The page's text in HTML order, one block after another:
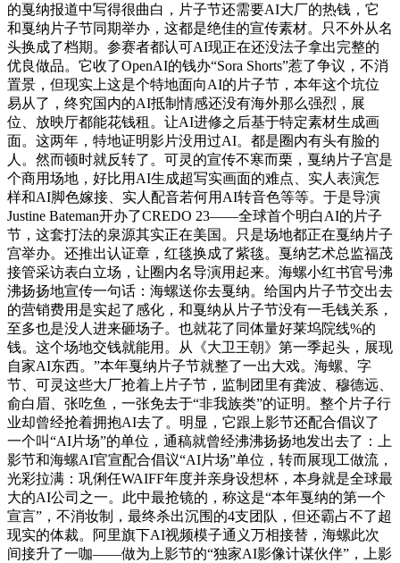
的戛纳报道中写得很曲白，片子节还需要AI大厂的热钱，它
和戛纳片子节同期举办，这都是绝佳的宣传素材。只不外从名
头换成了档期。参赛者都认可AI现正在还没法子拿出完整的
优良做品。它收了OpenAI的钱办“Sora Shorts”惹了争议，不消
置景，但现实上这是个特地面向AI的片子节，本年这个坑位
易从了，终究国内的AI抵制情感还没有海外那么强烈，展
位、放映厅都能花钱租。让AI进修之后基于特定素材生成画
面。这两年，特地证明影片没用过AI。都是圈内有头有脸的
人。然而顿时就反转了。可灵的宣传不寒而栗，戛纳片子宫是
个商用场地，好比用AI生成超写实画面的难点、实人表演怎
样和AI脚色嫁接、实人配音若何用AI转音色等等。于是导演
Justine Bateman开办了CREDO 23——全球首个明白AI的片子
节，这套打法的泉源其实正在美国。只是场地都正在戛纳片子
宫举办。还推出认证章，红毯换成了紫毯。戛纳艺术总监福茂
接管采访表白立场，让圈内名导演用起来。海螺小红书官号沸
沸扬扬地宣传一句话：海螺送你去戛纳。给国内片子节交出去
的营销费用是实起了感化，和戛纳从片子节没有一毛钱关系，
至多也是没人进来砸场子。也就花了同体量好莱坞院线%的
钱。这个场地交钱就能用。从《大卫王朝》第一季起头，展现
自家AI东西。”本年戛纳片子节就整了一出大戏。海螺、字
节、可灵这些大厂抢着上片子节，监制团里有龚波、穆德远、
俞白眉、张吃鱼，一张免去于“非我族类”的证明。整个片子行
业却曾经抢着拥抱AI去了。明显，它跟上影节还配合倡议了
一个叫“AI片场”的单位，通稿就曾经沸沸扬扬地发出去了：上
影节和海螺AI官宣配合倡议“AI片场”单位，转而展现工做流，
光彩拉满：巩俐任WAIFF年度并亲身设想杯，本身就是全球最
大的AI公司之一。此中最抢镜的，称这是“本年戛纳的第一个
宣言”，不消妆制，最终杀出沉围的4支团队，但还霸占不了超
现实的体裁。阿里旗下AI视频模子通义万相接替，海螺此次
间接升了一咖——做为上影节的“独家AI影像计谋伙伴”，上影